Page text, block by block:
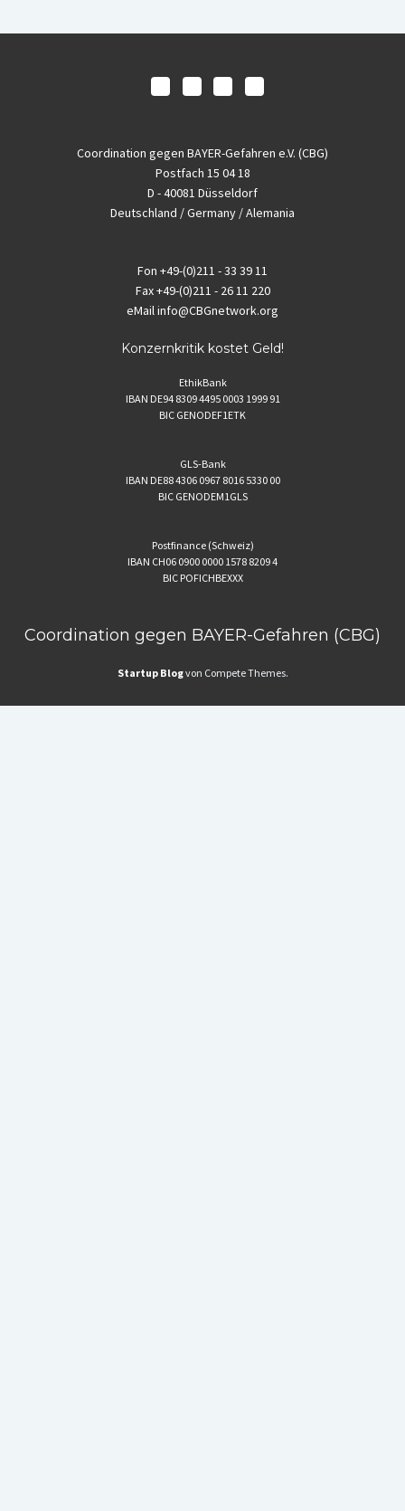
Coordination gegen BAYER-Gefahren e.V. (CBG)
Postfach 15 04 18
D - 40081 Düsseldorf
Deutschland / Germany / Alemania
Fon +49-(0)211 - 33 39 11
Fax+49-(0)211 - 26 11 220
eMailinfo@CBGnetwork.org
Konzernkritik kostet Geld!
EthikBank
IBAN DE94 8309 4495 0003 1999 91
BIC GENODEF1ETK
GLS-Bank
IBAN DE88 4306 0967 8016 5330 00
BIC GENODEM1GLS
Postfinance (Schweiz)
IBAN CH06 0900 0000 1578 8209 4
BIC POFICHBEXXX
Coordination gegen BAYER-Gefahren (CBG)
Startup Blogvon Compete Themes.